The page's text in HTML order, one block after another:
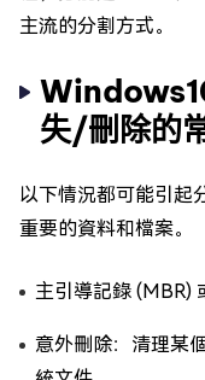
主流的分割方式。
失/刪除的
以下情況都可能引起
重要的資料和檔案。
主引導記錄 (MBR)
意外刪除：清理某